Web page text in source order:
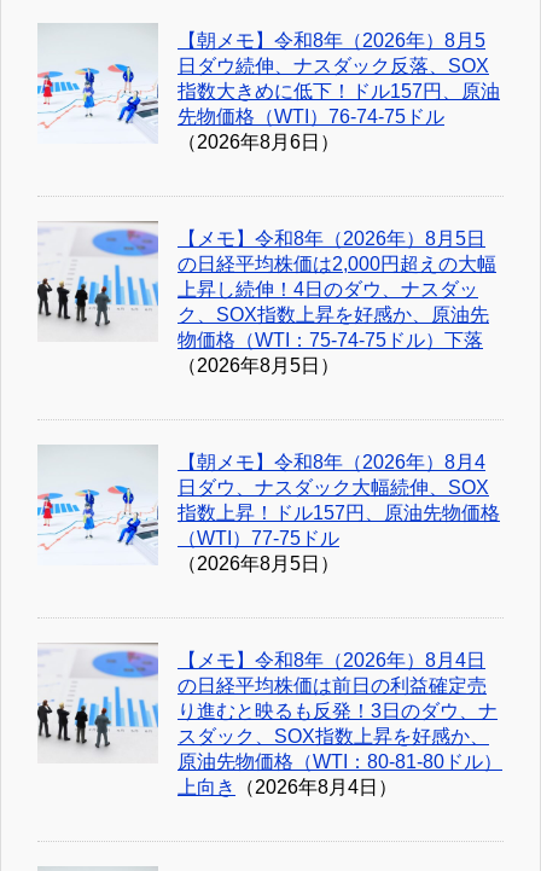
【朝メモ】令和8年（2026年）8月5
日ダウ続伸、ナスダック反落、SOX
指数大きめに低下！ドル157円、原油
先物価格（WTI）76-74-75ドル
（2026年8月6日）
【メモ】令和8年（2026年）8月5日
の日経平均株価は2,000円超えの大幅
上昇し続伸！4日のダウ、ナスダッ
ク、SOX指数上昇を好感か、原油先
物価格（WTI：75-74-75ドル）下落
（2026年8月5日）
【朝メモ】令和8年（2026年）8月4
日ダウ、ナスダック大幅続伸、SOX
指数上昇！ドル157円、原油先物価格
（WTI）77-75ドル
（2026年8月5日）
【メモ】令和8年（2026年）8月4日
の日経平均株価は前日の利益確定売
り進むと映るも反発！3日のダウ、ナ
スダック、SOX指数上昇を好感か、
原油先物価格（WTI：80-81-80ドル）
上向き
（2026年8月4日）